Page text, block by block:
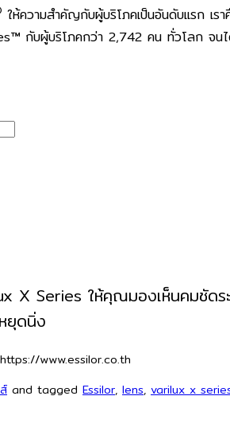
ให้ความสำคัญกับผู้บริโภคเป็นอันดับแรก เ
กับผู้บริโภคกว่า 2,742 คน ทั่วโลก จน
X Series ให้คุณมองเห็นคมชัด
ยุดนิ่ง
https://www.essilor.co.th
and tagged Essilor, lens, varilux x